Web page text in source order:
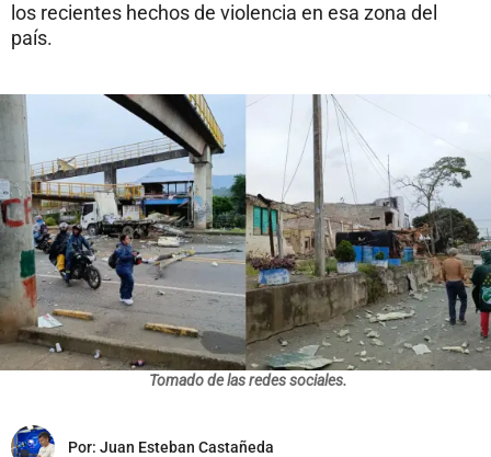
los recientes hechos de violencia en esa zona del
país.
Tomado de las redes sociales.
Por: Juan Esteban Castañeda